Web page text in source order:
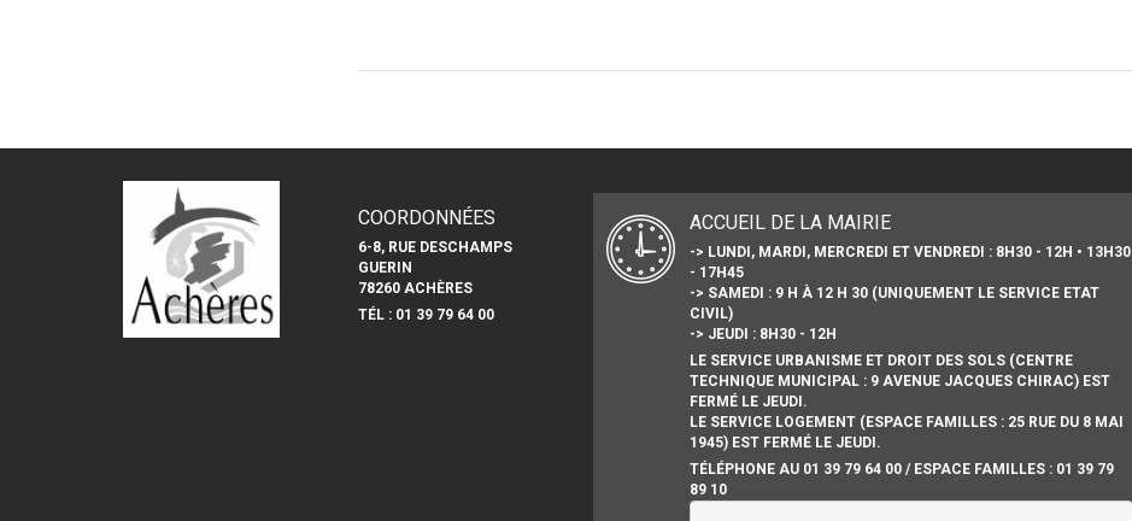
COORDONNÉES
6-8, RUE DESCHAMPS
GUERIN
78260 ACHÈRES
TÉL : 01 39 79 64 00
ACCUEIL DE LA MAIRIE
-> LUNDI, MARDI, MERCREDI ET VENDREDI : 8H30 - 12H • 13H30
- 17H45
-> SAMEDI : 9 H À 12 H 30 (UNIQUEMENT LE SERVICE ETAT
CIVIL)
-> JEUDI : 8H30 - 12H
LE SERVICE URBANISME ET DROIT DES SOLS (CENTRE
TECHNIQUE MUNICIPAL : 9 AVENUE JACQUES CHIRAC) EST
FERMÉ LE JEUDI.
LE SERVICE LOGEMENT (ESPACE FAMILLES : 25 RUE DU 8 MAI
1945) EST FERMÉ LE JEUDI.
TÉLÉPHONE AU 01 39 79 64 00 / ESPACE FAMILLES : 01 39 79
89 10